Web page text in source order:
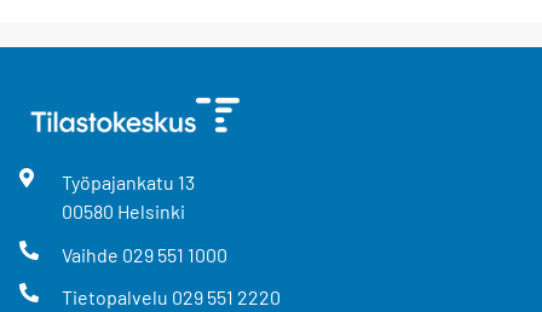
Työpajankatu 13
00580 Helsinki
Vaihde 029 551 1000
Tietopalvelu 029 551 2220